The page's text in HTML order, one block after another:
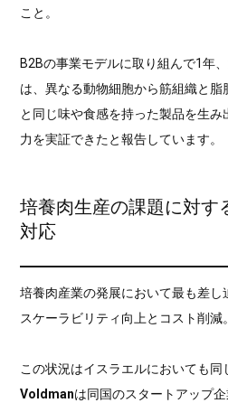
こと。
B2Bの事業モデルに取り組んで1年
は、異なる動物細胞から筋組織と
と同じ味や食感を持った製品を生
力を実証できたと報告しています。
培養肉生産の課題に対す
対応
培養肉産業の発展において最も差し
スケーラビリティ向上とコスト削減。
この状況はイスラエルにおいても同
Voldmanは同国のスタートアップ